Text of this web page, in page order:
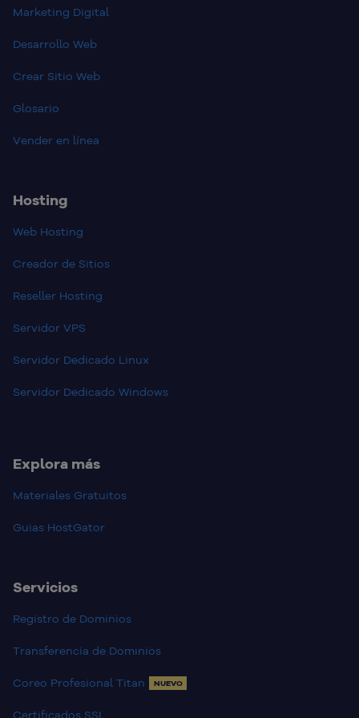
Marketing Digital
Desarrollo Web
Crear Sitio Web
Glosario
Vender en línea
Hosting
Web Hosting
Creador de Sitios
Reseller Hosting
Servidor VPS
Servidor Dedicado Linux
Servidor Dedicado Windows
Explora más
Materiales Gratuitos
Guias HostGator
Servicios
Registro de Dominios
Transferencia de Dominios
Coreo Profesional Titan NUEVO
Certificados SSL